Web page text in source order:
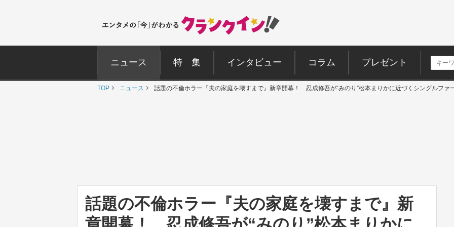
ニュース 特 集 インタビュー コラム プレゼント
TOP ニュース 話題の不倫ホラー『夫の家庭を壊すまで』新章開幕！ 忍成修吾が“みのり”松本まりかに近づくシングルファ
話題の不倫ホラー『夫の家庭を壊すまで』新